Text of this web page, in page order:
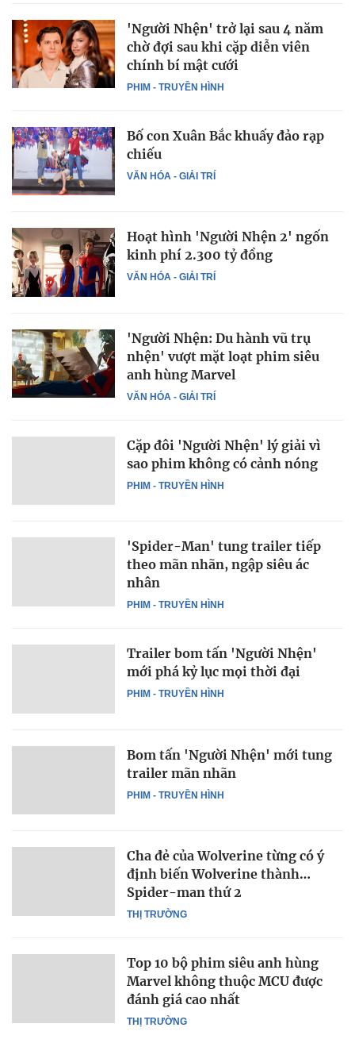
PHIM - TRUYỀN HÌNH
'Người Nhện' trở lại sau 4 năm
chờ đợi sau khi cặp diễn viên
chính bí mật cưới
VĂN HÓA - GIẢI TRÍ
Bố con Xuân Bắc khuấy đảo rạp
chiếu
VĂN HÓA - GIẢI TRÍ
Hoạt hình 'Người Nhện 2' ngốn
kinh phí 2.300 tỷ đồng
VĂN HÓA - GIẢI TRÍ
'Người Nhện: Du hành vũ trụ
nhện' vượt mặt loạt phim siêu
anh hùng Marvel
PHIM - TRUYỀN HÌNH
Cặp đôi 'Người Nhện' lý giải vì
sao phim không có cảnh nóng
PHIM - TRUYỀN HÌNH
'Spider-Man' tung trailer tiếp
theo mãn nhãn, ngập siêu ác
nhân
PHIM - TRUYỀN HÌNH
Trailer bom tấn 'Người Nhện'
mới phá kỷ lục mọi thời đại
PHIM - TRUYỀN HÌNH
Bom tấn 'Người Nhện' mới tung
trailer mãn nhãn
THỊ TRƯỜNG
Cha đẻ của Wolverine từng có ý
định biến Wolverine thành…
Spider-man thứ 2
THỊ TRƯỜNG
Top 10 bộ phim siêu anh hùng
Marvel không thuộc MCU được
đánh giá cao nhất